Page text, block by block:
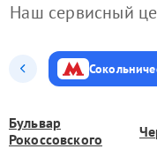
Наш сервисный
Бульвар
Рокоссовского